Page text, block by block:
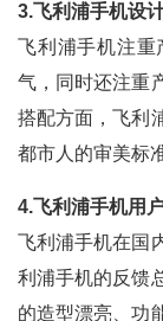
3.飞利浦手机设
飞利浦手机注重
气，同时还注重
搭配方面，飞利
都市人的审美标
4.飞利浦手机用
飞利浦手机在国
利浦手机的反馈
的造型漂亮、功